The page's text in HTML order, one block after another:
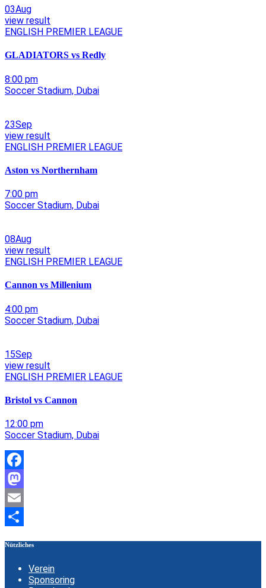
03Aug
view result
ENGLISH PREMIER LEAGUE
GLADIATORS vs Redly
8:00 pm
Soccer Stadium, Dubai
23Sep
view result
ENGLISH PREMIER LEAGUE
Aston vs Northernham
7:00 pm
Soccer Stadium, Dubai
08Aug
view result
ENGLISH PREMIER LEAGUE
Cannon vs Millenium
4:00 pm
Soccer Stadium, Dubai
15Sep
view result
ENGLISH PREMIER LEAGUE
Bristol vs Cannon
12:00 pm
Soccer Stadium, Dubai
Facebook
Mastodon
Email
Nützliches
Verein
Sponsoring